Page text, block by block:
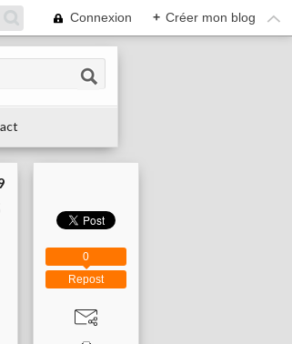
Connexion + Créer mon blog
Repost
0